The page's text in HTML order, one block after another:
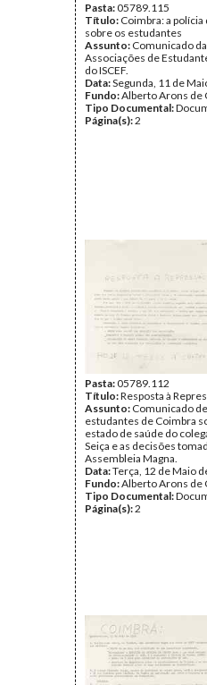
Pasta:05789.115
Título: Coimbra: a polícia
sobre os estudantes
Assunto: Comunicado
Associações de
do ISCEF.
Data:Segunda, 11 de
Fundo:Alberto Arons de
Tipo Documental:
Página(s):2
Pasta:05789.112
Título:Resposta à
Assunto: Comunicado de
estudantes de Coimbra
estado de saúde do
Seiça e as decisões
Assembleia Magna.
Data:Terça, 12 de Maio
Fundo:Alberto Arons de
Tipo Documental:
Página(s):2